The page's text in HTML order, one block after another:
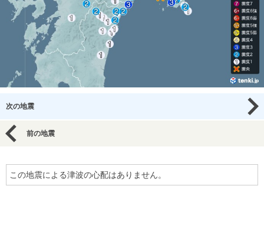
次の地震
前の地震
この地震による津波の心配はありません。